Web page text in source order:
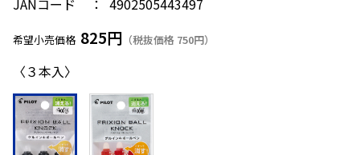
JANコード
4902505443497
希望小売価格 825円 （税抜価格 750円）
〈３本入〉